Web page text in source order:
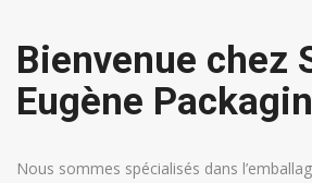
Bienvenue chez
Eugène
Nous sommes spécialisés dans